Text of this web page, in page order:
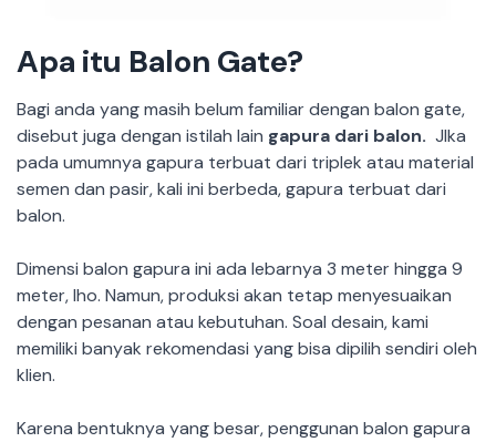
Apa itu Balon Gate?
Bagi anda yang masih belum familiar dengan balon gate,
disebut juga dengan istilah lain gapura dari balon. JIka
pada umumnya gapura terbuat dari triplek atau material
semen dan pasir, kali ini berbeda, gapura terbuat dari
balon.
Dimensi balon gapura ini ada lebarnya 3 meter hingga 9
meter, lho. Namun, produksi akan tetap menyesuaikan
dengan pesanan atau kebutuhan. Soal desain, kami
memiliki banyak rekomendasi yang bisa dipilih sendiri oleh
klien.
Karena bentuknya yang besar, penggunan balon gapura